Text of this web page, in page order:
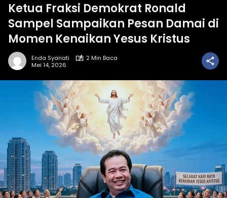
Ketua Fraksi Demokrat Ronald
Sampel Sampaikan Pesan Damai di
Momen Kenaikan Yesus Kristus
Enda Syariati
2 Min Baca
Mei 14, 2026